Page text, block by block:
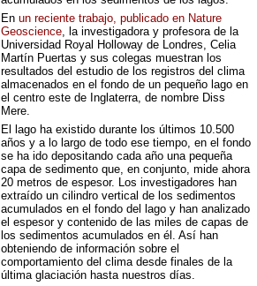
En un reciente trabajo, publicado en Nature
Geoscience, la investigadora y profesora de la
Universidad Royal Holloway de Londres, Celia
Martín Puertas y sus colegas muestran los
resultados del estudio de los registros del clima
almacenados en el fondo de un pequeño lago en
el centro este de Inglaterra, de nombre Diss
Mere.
El lago ha existido durante los últimos 10.500
años y a lo largo de todo ese tiempo, en el fondo
se ha ido depositando cada año una pequeña
capa de sedimento que, en conjunto, mide ahora
20 metros de espesor. Los investigadores han
extraído un cilindro vertical de los sedimentos
acumulados en el fondo del lago y han analizado
el espesor y contenido de las miles de capas de
los sedimentos acumulados en él. Así han
obteniendo de información sobre el
comportamiento del clima desde finales de la
última glaciación hasta nuestros días.